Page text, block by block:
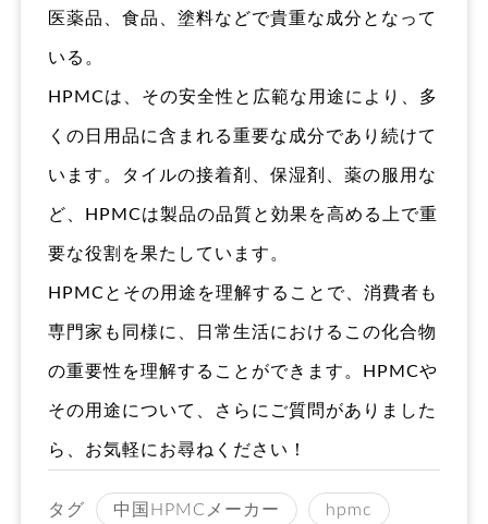
医薬品、食品、塗料などで貴重な成分となって
いる。
HPMCは、その安全性と広範な用途により、多
くの日用品に含まれる重要な成分であり続けて
います。タイルの接着剤、保湿剤、薬の服用な
ど、HPMCは製品の品質と効果を高める上で重
要な役割を果たしています。
HPMCとその用途を理解することで、消費者も
専門家も同様に、日常生活におけるこの化合物
の重要性を理解することができます。HPMCや
その用途について、さらにご質問がありました
ら、お気軽にお尋ねください！
タグ 中国HPMCメーカー hpmc